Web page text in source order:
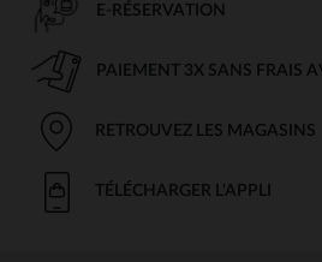
E-RÉSERVATION
PAIEMENT 3X SANS FRAIS
RETROUVEZ LES MAGASINS
TÉLÉCHARGER L'APPLI